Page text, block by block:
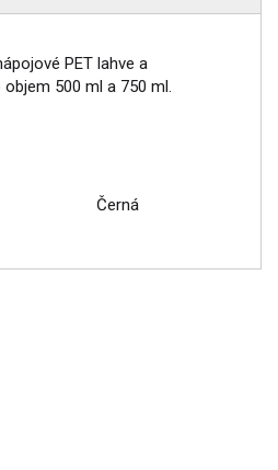
PET lahve a
500 ml a 750 ml.
Černá